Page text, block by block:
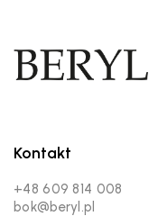
Kontakt
+48 609 814 008
bok@beryl.pl